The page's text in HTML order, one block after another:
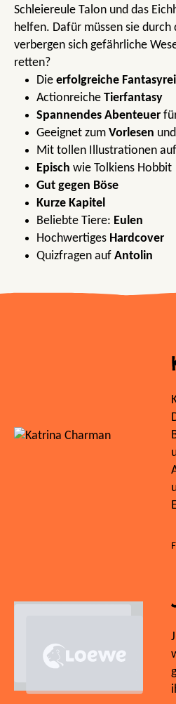
Schleiereule Talon und das
helfen. Dafür müssen sie
verbergen sich gefährliche
retten?
Die erfolgreiche
Actionreiche Tierfantasy
Spannendes Abenteuer
Geeignet zum Vorlesen und
Mit tollen Illustrationen
Episch wie Tolkiens Hobbit
Gut gegen Böse
Kurze Kapitel
Beliebte Tiere: Eulen
Hochwertiges Hardcover
Quizfragen auf Antolin